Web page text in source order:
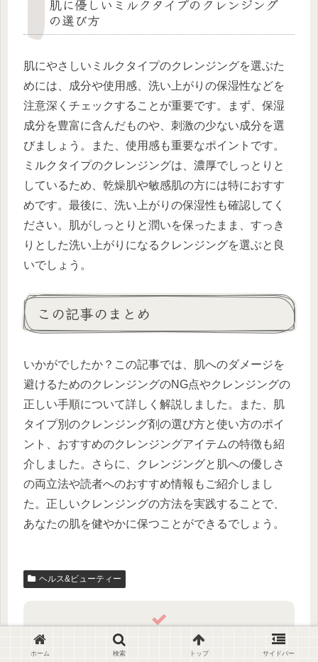
肌に優しいミルクタイプのクレンジング
の選び方
肌にやさしいミルクタイプのクレンジングを選ぶた
めには、成分や使用感、洗い上がりの保湿性などを
注意深くチェックすることが重要です。まず、保湿
成分を豊富に含んだものや、刺激の少ない成分を選
びましょう。また、使用感も重要なポイントです。
ミルクタイプのクレンジングは、濃厚でしっとりと
しているため、乾燥肌や敏感肌の方には特におすす
めです。最後に、洗い上がりの保湿性も確認してく
ださい。肌がしっとりと潤いを保ったまま、すっき
りとした洗い上がりになるクレンジングを選ぶと良
いでしょう。
この記事のまとめ
いかがでしたか？この記事では、肌へのダメージを
避けるためのクレンジングのNG点やクレンジングの
正しい手順について詳しく解説しました。また、肌
タイプ別のクレンジング剤の選び方と使い方のポイ
ント、おすすめのクレンジングアイテムの特徴も紹
介しました。さらに、クレンジングと肌への優しさ
の両立法や読者へのおすすめ情報もご紹介しまし
た。正しいクレンジングの方法を実践することで、
あなたの肌を健やかに保つことができるでしょう。
ヘルス&ビューティー
ホーム 検索 トップ サイドバー